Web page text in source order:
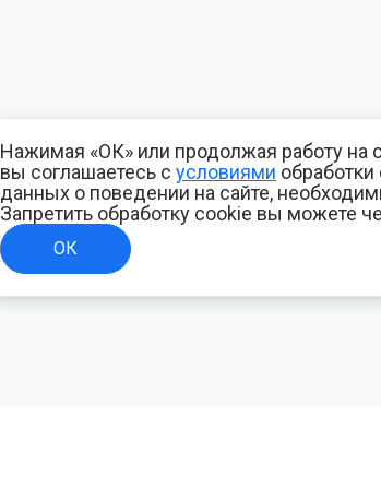
Нажимая «ОК» или продолжая работу на
вы соглашаетесь с условиями
данных о поведении на сайте,
Запретить обработку cookie вы можете
ОК